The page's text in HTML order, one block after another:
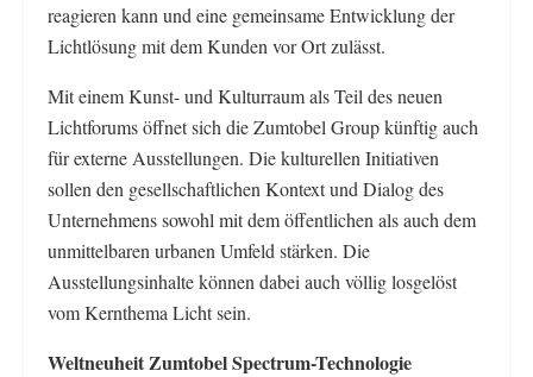
reagieren kann und eine gemeinsame Entwicklung der
Lichtlösung mit dem Kunden vor Ort zulässt.
Mit einem Kunst- und Kulturraum als Teil des neuen
Lichtforums öffnet sich die Zumtobel Group künftig auch
für externe Ausstellungen. Die kulturellen Initiativen
sollen den gesellschaftlichen Kontext und Dialog des
Unternehmens sowohl mit dem öffentlichen als auch dem
unmittelbaren urbanen Umfeld stärken. Die
Ausstellungsinhalte können dabei auch völlig losgelöst
vom Kernthema Licht sein.
Weltneuheit Zumtobel Spectrum-Technologie